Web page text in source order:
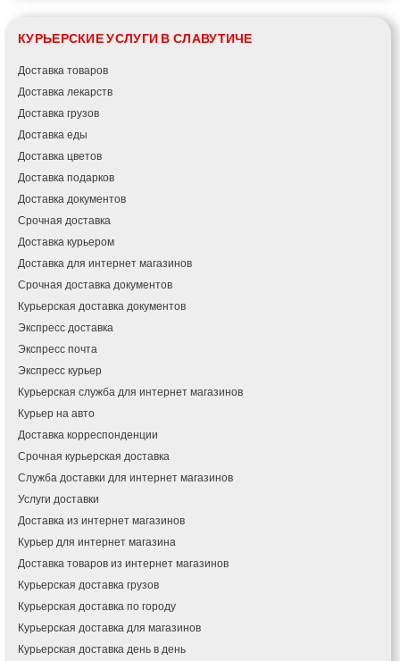
КУРЬЕРСКИЕ УСЛУГИ В СЛАВУТИЧЕ
Доставка товаров
Доставка лекарств
Доставка грузов
Доставка еды
Доставка цветов
Доставка подарков
Доставка документов
Срочная доставка
Доставка курьером
Доставка для интернет магазинов
Срочная доставка документов
Курьерская доставка документов
Экспресс доставка
Экспресс почта
Экспресс курьер
Курьерская служба для интернет магазинов
Курьер на авто
Доставка корреспонденции
Срочная курьерская доставка
Служба доставки для интернет магазинов
Услуги доставки
Доставка из интернет магазинов
Курьер для интернет магазина
Доставка товаров из интернет магазинов
Курьерская доставка грузов
Курьерская доставка по городу
Курьерская доставка для магазинов
Курьерская доставка день в день
Фонтанка
Гадяч
Гатное
Глеваха
Горишние Плавни
Гостомель
Харьков
Херсон
Хмельницкий
Хмельник
Ирпень
Ивано-Франковск
Измаил
Кагарлык
Калуш
Каменец-Подольский
Каменка
Каменское
Канев
Казатин
Киев
Кобеляки
Коцюбинское
Конотоп
Коростень
Корсунь-Шевченковский
Костополь
Ковель
Козин
Красноград
Кременчуг